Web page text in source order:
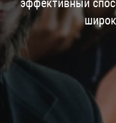
эффективный